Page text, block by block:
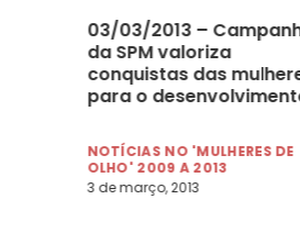
03/03/2013 –
da SPM valoriza
conquistas das
para o
NOTÍCIAS NO 'MULHERES DE
OLHO' 2009 A 2013
3 de março, 2013